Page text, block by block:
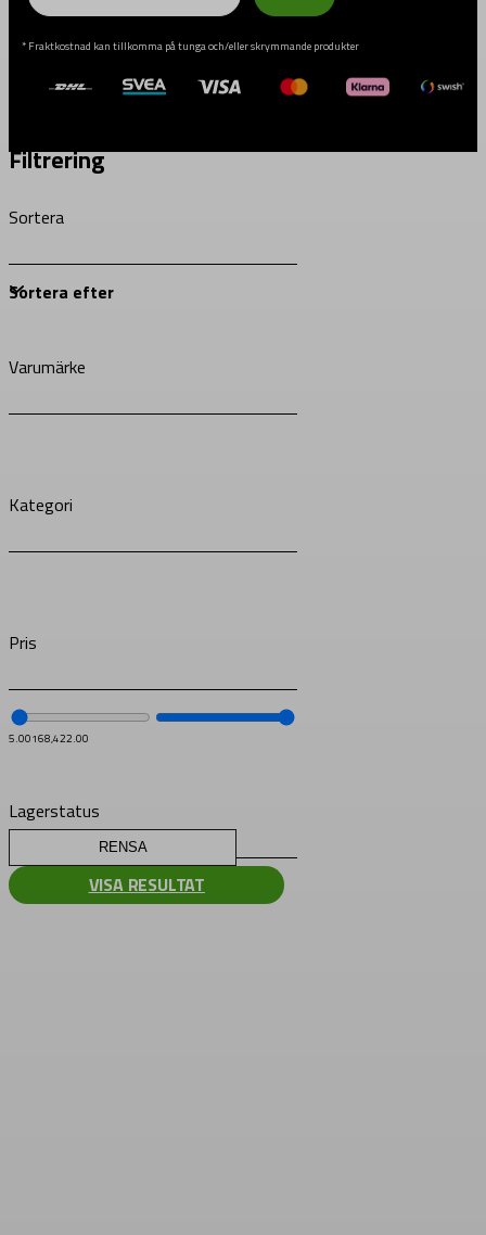
* Fraktkostnad kan tillkomma på tunga och/eller skrymmande produkter
Filtrering
Sortera
Varumärke
Kategori
Pris
5.00168,422.00
Lagerstatus
RENSA
VISA RESULTAT